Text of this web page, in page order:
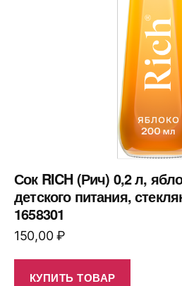
Сок RICH (Рич) 0,2 л,
детского питания,
1658301
150,00₽
КУПИТЬ ТОВАР